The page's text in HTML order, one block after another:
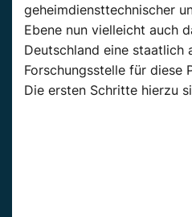
geheimdiensttechnischer
Ebene nun vielleicht auch
Deutschland eine staatlich
Forschungsstelle für diese
Die ersten Schritte hierzu